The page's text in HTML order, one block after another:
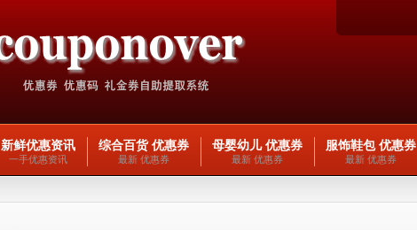
新鲜优惠资讯
一手优惠资讯
综合百货 优惠券
最新 优惠券
母婴幼儿 优惠券
最新 优惠券
服饰鞋包 优惠券
最新 优惠券